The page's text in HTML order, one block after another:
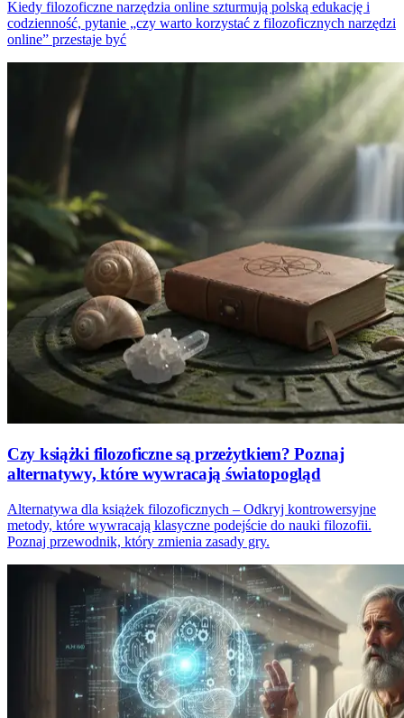
Kiedy filozoficzne narzędzia online szturmują polską edukację i
codzienność, pytanie „czy warto korzystać z filozoficznych narzędzi
online” przestaje być
Czy książki filozoficzne są przeżytkiem? Poznaj
alternatywy, które wywracają światopogląd
Alternatywa dla książek filozoficznych – Odkryj kontrowersyjne
metody, które wywracają klasyczne podejście do nauki filozofii.
Poznaj przewodnik, który zmienia zasady gry.